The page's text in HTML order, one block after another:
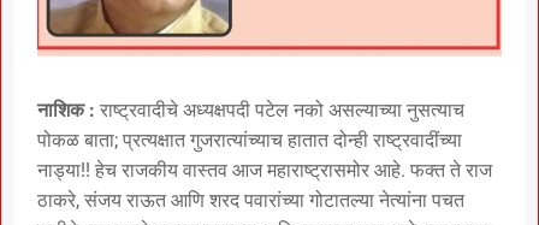
नाशिक : राष्ट्रवादीचे अध्यक्षपदी पटेल नको असल्याच्या नुसत्याच
पोकळ बाता; प्रत्यक्षात गुजरात्यांच्याच हातात दोन्ही राष्ट्रवादींच्या
नाड्या!! हेच राजकीय वास्तव आज महाराष्ट्रासमोर आहे. फक्त ते राज
ठाकरे, संजय राऊत आणि शरद पवारांच्या गोटातल्या नेत्यांना पचत